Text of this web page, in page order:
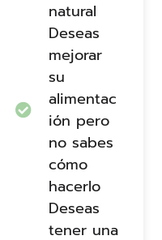
natural
Deseas
mejorar
su
alimentac
ión pero
no sabes
cómo
hacerlo
Deseas
tener una